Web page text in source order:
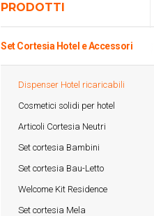
PRODOTTI
Set Cortesia Hotel e Accessori
Dispenser Hotel ricaricabili
Cosmetici solidi per hotel
Articoli Cortesia Neutri
Set cortesia Bambini
Set cortesia Bau-Letto
Welcome Kit Residence
Set cortesia Mela